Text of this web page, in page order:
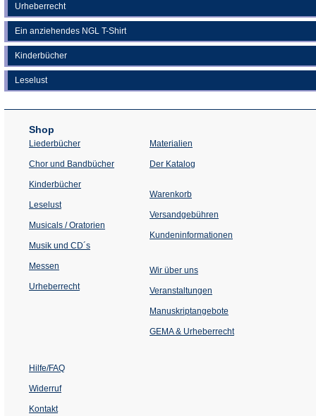
Urheberrecht
Ein anziehendes NGL T-Shirt
Kinderbücher
Leselust
Shop
Liederbücher
Chor und Bandbücher
Kinderbücher
Leselust
Musicals / Oratorien
Musik und CD´s
Messen
Urheberrecht
Materialien
Der Katalog
Warenkorb
Versandgebühren
Kundeninformationen
Wir über uns
Veranstaltungen
einem
Tab)
Manuskriptangebote
GEMA & Urheberrecht
Hilfe/FAQ
Widerruf
Kontakt